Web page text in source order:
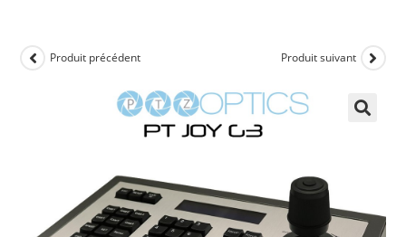
Produit précédent Produit suivant